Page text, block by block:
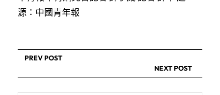
源：中國青年報
PREV POST
NEXT POST